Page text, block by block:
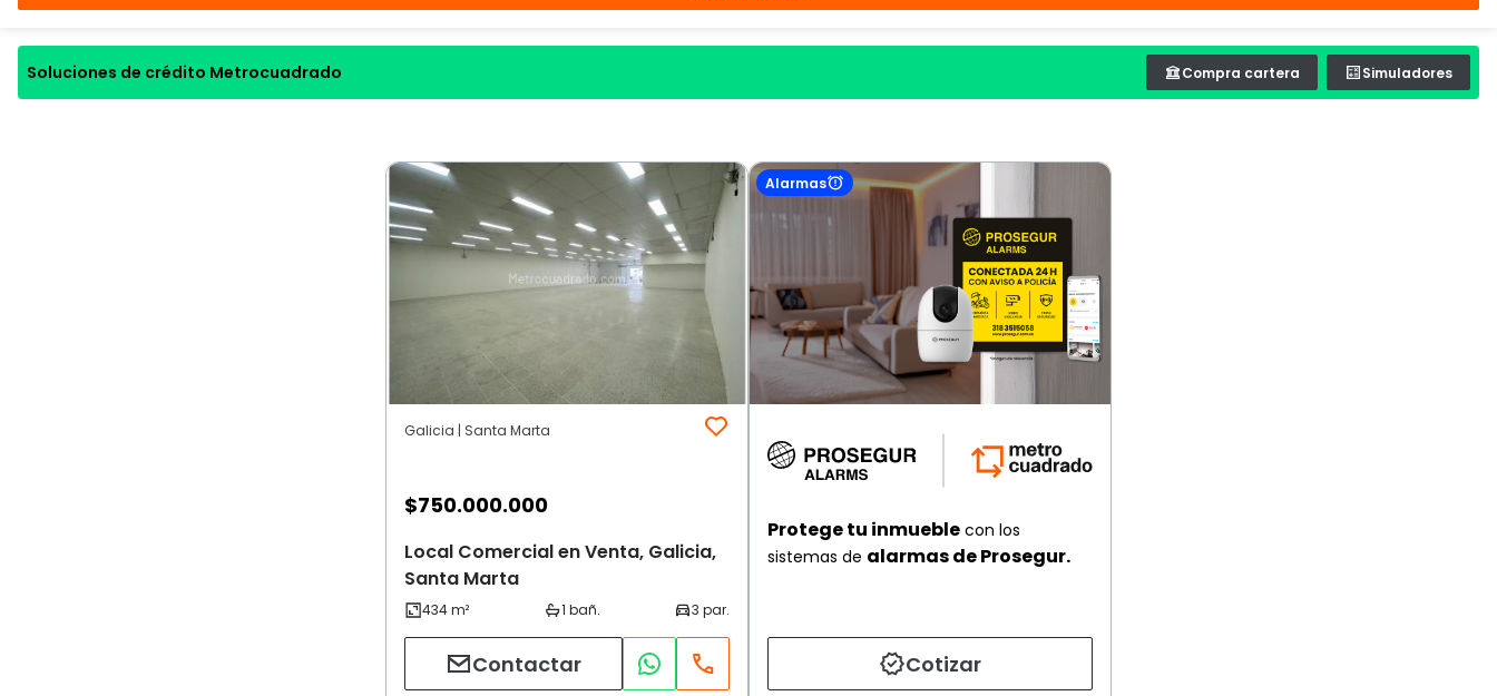
Soluciones de crédito Metrocuadrado Compra cartera Simuladores
Galicia | Santa Marta
$750.000.000
Local Comercial en Venta, Galicia,
Santa Marta
Contactar
Alarmas
Protege tu inmueble con los
sistemas de alarmas de Prosegur.
Cotizar